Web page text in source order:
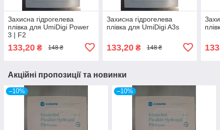
Захисна гідрогелева
плівка для UmiDigi Power
3 | F2
133,20 ₴ 148 ₴
Захисна гідрогелева
плівка для UmiDigi A3s
133,20₴ 148 ₴
Акційні пропозиції та новинки
–10% –10%